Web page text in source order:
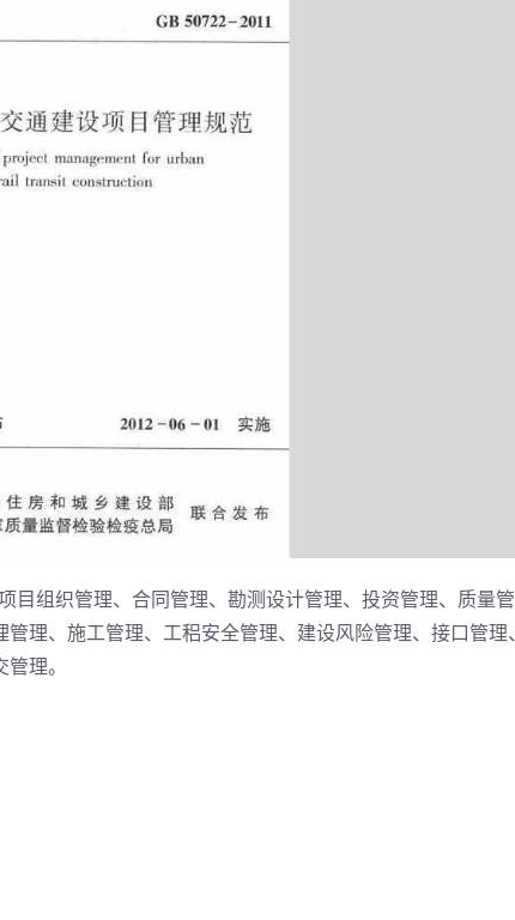
目组织管理、合同管理、勘测设计管理、投资管理、质量管
理、施工管理、工稆安全管理、建设风险管理、接口管理
理。